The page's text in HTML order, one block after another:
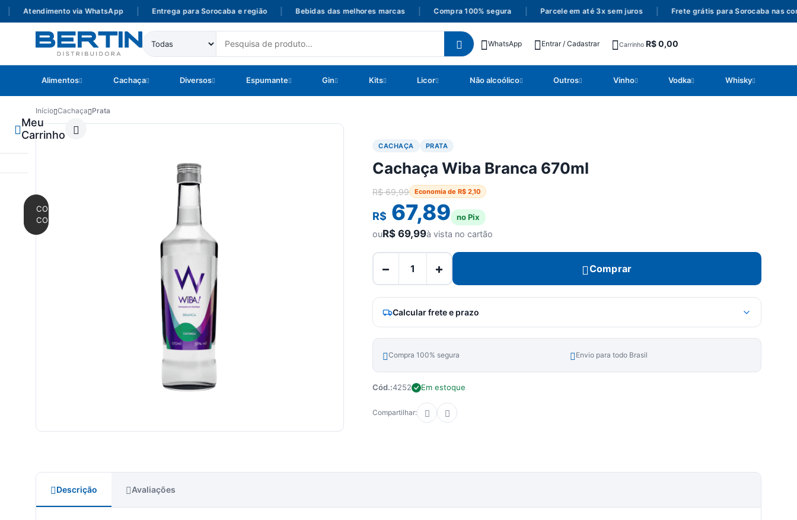
Atendimento via WhatsApp Entrega para Sorocaba e região Bebidas das melhores marcas Compra 100% segura Parcele em até 3x sem juros Frete grátis para Sorocaba nas
WhatsApp Entrar / Cadastrar Carrinho R$0,00
Alimentos Cachaça Diversos Espumante Gin Kits Licor Não alcoólico Outros Vinho Vodka Whisky
Meu
Carrinho
CONTINUAR
COMPRANDO
Início Cachaça Prata
CACHAÇA PRATA
Cachaça Wiba Branca 670ml
R$69,99 Economia de R$ 2,10
R$ 67,89 no Pix
ouR$ 69,99à vista no cartão
− + Comprar
Calcular frete e prazo
Compra 100% segura Envio para todo Brasil
Cód.:4252 Em estoque
Compartilhar:
Descrição Avaliações